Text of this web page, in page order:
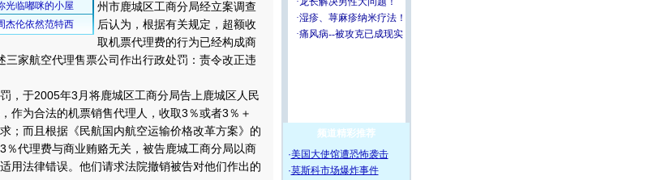
州市鹿城区工商分局经立案调查
后认为，根据有关规定，超额收
取机票代理费的行为已经构成商
家航空代理售票公司作出行政处罚：责令改正违
于2005年3月将鹿城区工商分局告上鹿城区人民
作为合法的机票销售代理人，收取3％或者3％＋
；而且根据《民航国内航空运输价格改革方案》的
代理费与商业贿赂无关，被告鹿城工商分局以商
用法律错误。他们请求法院撤销被告对他们作出的
频道精彩推荐
·美国大使馆遭恐怖袭击
·莫斯科市场爆炸事件